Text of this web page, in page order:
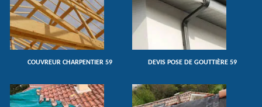
COUVREUR CHARPENTIER 59 DEVIS POSE DE GOUTTIÈRE 59